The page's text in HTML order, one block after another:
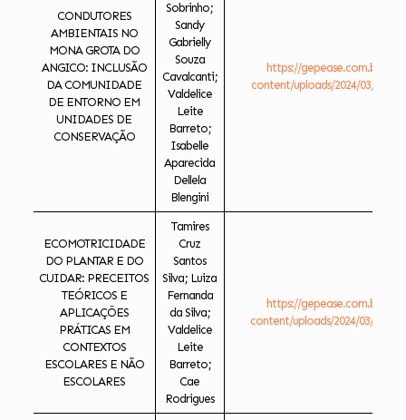
CONDUTORES
AMBIENTAIS NO
MONA GROTA DO
ANGICO: INCLUSÃO
DA COMUNIDADE
DE ENTORNO EM
UNIDADES DE
CONSERVAÇÃO
Sobrinho;
Sandy
Gabrielly
Souza
Cavalcanti;
Valdelice
Leite
Barreto;
Isabelle
Aparecida
Dellela
Blengini
https://gepease.com.br/
content/uploads/2024/03/
ECOMOTRICIDADE
DO PLANTAR E DO
CUIDAR: PRECEITOS
TEÓRICOS E
APLICAÇÕES
PRÁTICAS EM
CONTEXTOS
ESCOLARES E NÃO
ESCOLARES
Tamires
Cruz
Santos
Silva; Luiza
Fernanda
da Silva;
Valdelice
Leite
Barreto;
Cae
Rodrigues
https://gepease.com.br/
content/uploads/2024/03/